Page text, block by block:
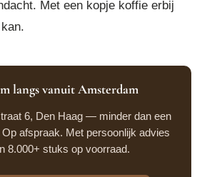
Met een kopje koffie erbij
langs vanuit Amsterdam
6, Den Haag — minder dan een
Op afspraak. Met persoonlijk advies
8.000+ stuks op voorraad.